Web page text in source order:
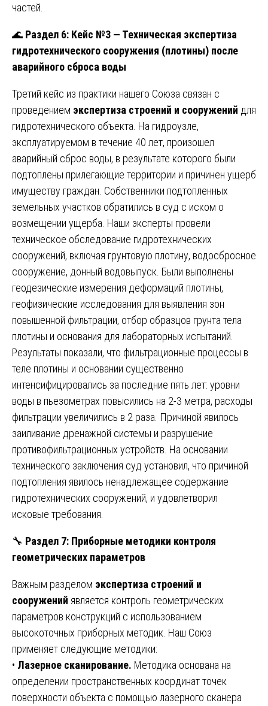
частей.
🌊 Раздел 6: Кейс №3 — Техническая экспертиза
гидротехнического сооружения (плотины) после
аварийного сброса воды
Третий кейс из практики нашего Союза связан с
проведением экспертиза строений и сооружений для
гидротехнического объекта. На гидроузле,
эксплуатируемом в течение 40 лет, произошел
аварийный сброс воды, в результате которого были
подтоплены прилегающие территории и причинен ущерб
имуществу граждан. Собственники подтопленных
земельных участков обратились в суд с иском о
возмещении ущерба. Наши эксперты провели
техническое обследование гидротехнических
сооружений, включая грунтовую плотину, водосбросное
сооружение, донный водовыпуск. Были выполнены
геодезические измерения деформаций плотины,
геофизические исследования для выявления зон
повышенной фильтрации, отбор образцов грунта тела
плотины и основания для лабораторных испытаний.
Результаты показали, что фильтрационные процессы в
теле плотины и основании существенно
интенсифицировались за последние пять лет: уровни
воды в пьезометрах повысились на 2-3 метра, расходы
фильтрации увеличились в 2 раза. Причиной явилось
заиливание дренажной системы и разрушение
противофильтрационных устройств. На основании
технического заключения суд установил, что причиной
подтопления явилось ненадлежащее содержание
гидротехнических сооружений, и удовлетворил
исковые требования.
🔧 Раздел 7: Приборные методики контроля
геометрических параметров
Важным разделом экспертиза строений и
сооружений является контроль геометрических
параметров конструкций с использованием
высокоточных приборных методик. Наш Союз
применяет следующие методики:
• Лазерное сканирование. Методика основана на
определении пространственных координат точек
поверхности объекта с помощью лазерного сканера